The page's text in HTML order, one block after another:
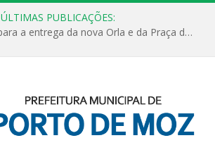
ÚLTIMAS PUBLICAÇÕES:
Últimos detalhes para a entrega da nova Orla e da Praça do Praião